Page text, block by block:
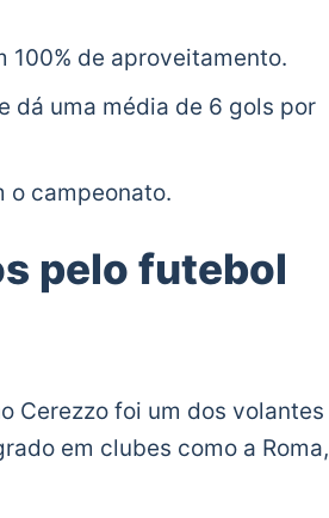
100% de aproveitamento.
dá uma média de 6 gols por
o campeonato.
pelo futebol
Cerezzo foi um dos volantes
em clubes como a Roma,